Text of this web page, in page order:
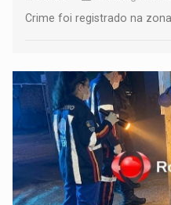
Crime foi registrado na